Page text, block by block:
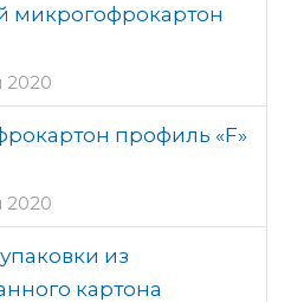
микрогофрокартон
2020
профиль «F»
2020
из
картона